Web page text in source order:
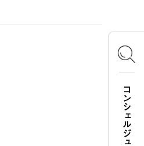
コンシェルジュ検索